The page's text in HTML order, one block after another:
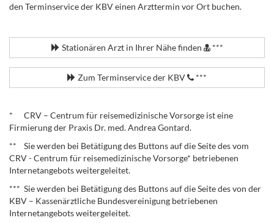
den Terminservice der KBV einen Arzttermin vor Ort buchen.
Stationären Arzt in Ihrer Nähe finden ***
Zum Terminservice der KBV ***
* CRV – Centrum für reisemedizinische Vorsorge ist eine
Firmierung der Praxis Dr. med. Andrea Gontard.
** Sie werden bei Betätigung des Buttons auf die Seite des vom
CRV - Centrum für reisemedizinische Vorsorge* betriebenen
Internetangebots weitergeleitet.
*** Sie werden bei Betätigung des Buttons auf die Seite des von der
KBV – Kassenärztliche Bundesvereinigung betriebenen
Internetangebots weitergeleitet.